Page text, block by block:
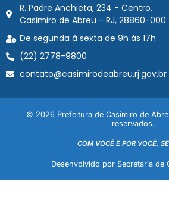
R. Padre Anchieta, 234 - Centro,
Casimiro de Abreu - RJ, 28860-000
De segunda à sexta de 9h às 17h
(22) 2778-9800
contato@casimirodeabreu.rj.gov.br
© 2026 Prefeitura de Casimiro de
reservados.
COM VOCÊ E POR VOCÊ,
Desenvolvido por Secretaria de